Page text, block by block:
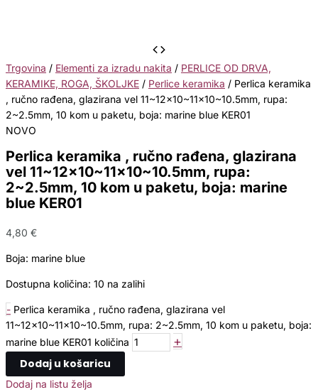
Trgovina / Elementi za izradu nakita / PERLICE OD DRVA,
KERAMIKE, ROGA, ŠKOLJKE / Perlice keramika / Perlica keramika
, ručno rađena, glazirana vel 11~12×10~11×10~10.5mm, rupa:
2~2.5mm, 10 kom u paketu, boja: marine blue KER01
NOVO
Perlica keramika , ručno rađena, glazirana
vel 11~12×10~11×10~10.5mm, rupa:
2~2.5mm, 10 kom u paketu, boja: marine
blue KER01
4,80 €
Boja: marine blue
Dostupna količina: 10 na zalihi
- Perlica keramika , ručno rađena, glazirana vel
11~12x10~11x10~10.5mm, rupa: 2~2.5mm, 10 kom u paketu, boja:
marine blue KER01 količina
+
Dodaj u košaricu
Dodaj na listu želja